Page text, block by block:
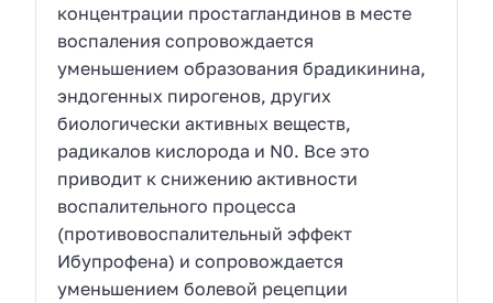
концентрации простагландинов в месте
воспаления сопровождается
уменьшением образования брадикинина,
эндогенных пирогенов, других
биологически активных веществ,
радикалов кислорода и N0. Все это
приводит к снижению активности
воспалительного процесса
(противовоспалительный эффект
Ибупрофена) и сопровождается
уменьшением болевой рецепции